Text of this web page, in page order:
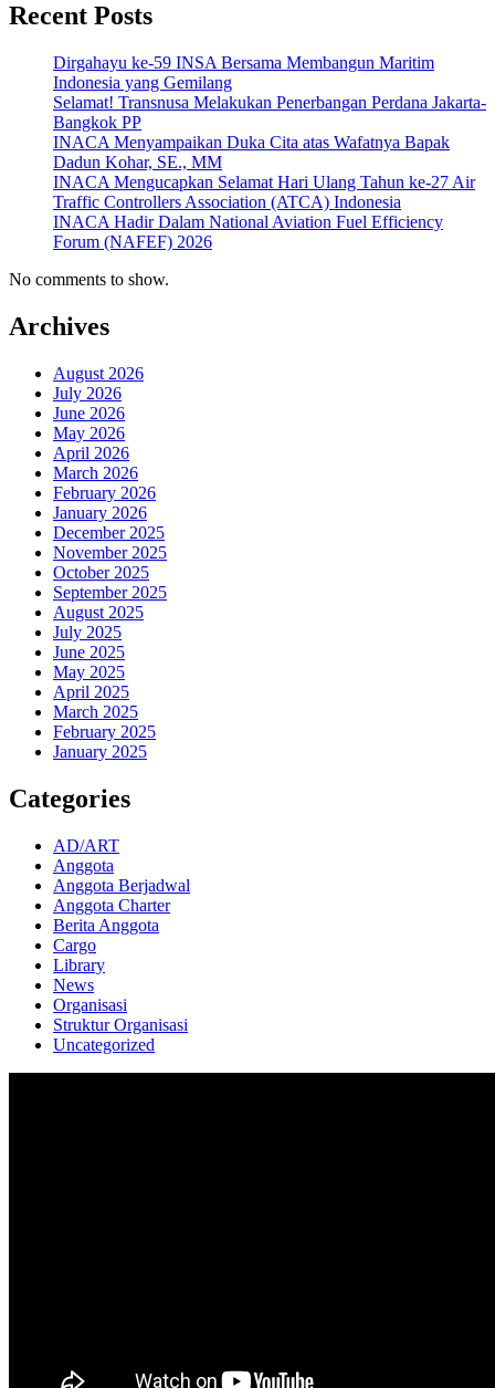
Recent Posts
Dirgahayu ke-59 INSA Bersama Membangun Maritim
Indonesia yang Gemilang
Selamat! Transnusa Melakukan Penerbangan Perdana Jakarta-
Bangkok PP
INACA Menyampaikan Duka Cita atas Wafatnya Bapak
Dadun Kohar, SE., MM
INACA Mengucapkan Selamat Hari Ulang Tahun ke-27 Air
Traffic Controllers Association (ATCA) Indonesia
INACA Hadir Dalam National Aviation Fuel Efficiency
Forum (NAFEF) 2026
No comments to show.
Archives
August 2026
July 2026
June 2026
May 2026
April 2026
March 2026
February 2026
January 2026
December 2025
November 2025
October 2025
September 2025
August 2025
July 2025
June 2025
May 2025
April 2025
March 2025
February 2025
January 2025
Categories
AD/ART
Anggota
Anggota Berjadwal
Anggota Charter
Berita Anggota
Cargo
Library
News
Organisasi
Struktur Organisasi
Uncategorized